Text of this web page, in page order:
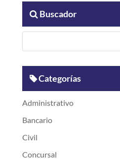
Buscador
Categorías
Administrativo
Bancario
Civil
Concursal